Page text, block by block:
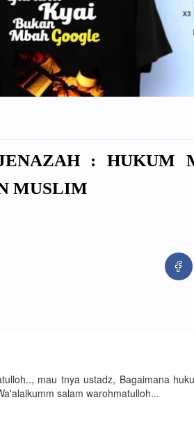
: HUKUM
MUSLIM
mau tnya ustadz, Bagaimana
salam warohmatulloh...